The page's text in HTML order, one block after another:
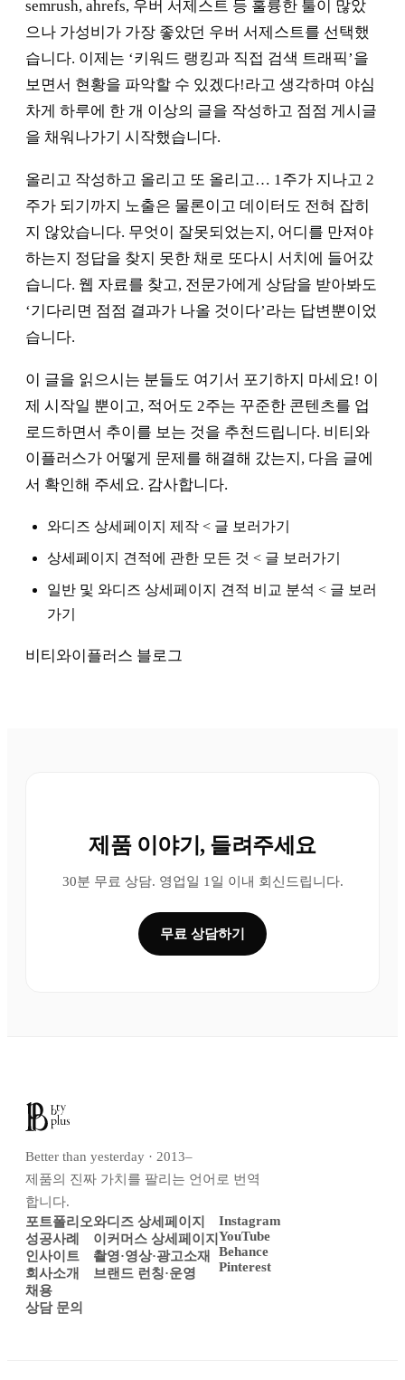
semrush, ahrefs, 우버 서제스트 등 훌륭한 툴이 많았
으나 가성비가 가장 좋았던 우버 서제스트를 선택했
습니다. 이제는 ‘키워드 랭킹과 직접 검색 트래픽’을
보면서 현황을 파악할 수 있겠다!라고 생각하며 야심
차게 하루에 한 개 이상의 글을 작성하고 점점 게시글
을 채워나가기 시작했습니다.
올리고 작성하고 올리고 또 올리고… 1주가 지나고 2
주가 되기까지 노출은 물론이고 데이터도 전혀 잡히
지 않았습니다. 무엇이 잘못되었는지, 어디를 만져야
하는지 정답을 찾지 못한 채로 또다시 서치에 들어갔
습니다. 웹 자료를 찾고, 전문가에게 상담을 받아봐도
‘기다리면 점점 결과가 나올 것이다’라는 답변뿐이었
습니다.
이 글을 읽으시는 분들도 여기서 포기하지 마세요! 이
제 시작일 뿐이고, 적어도 2주는 꾸준한 콘텐츠를 업
로드하면서 추이를 보는 것을 추천드립니다. 비티와
이플러스가 어떻게 문제를 해결해 갔는지, 다음 글에
서 확인해 주세요. 감사합니다.
와디즈 상세페이지 제작 < 글 보러가기
상세페이지 견적에 관한 모든 것 < 글 보러가기
일반 및 와디즈 상세페이지 견적 비교 분석 < 글 보러
가기
비티와이플러스 블로그
제품 이야기, 들려주세요
30분 무료 상담. 영업일 1일 이내 회신드립니다.
무료 상담하기
Better than yesterday · 2013–
제품의 진짜 가치를 팔리는 언어로 번역
합니다.
포트폴리오
성공사례
인사이트
회사소개
채용
상담 문의
와디즈 상세페이지
이커머스 상세페이지
촬영·영상·광고소재
브랜드 런칭·운영
Instagram
YouTube
Behance
Pinterest